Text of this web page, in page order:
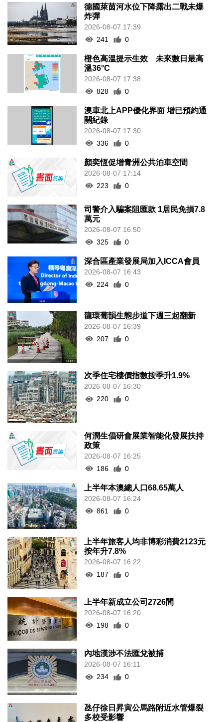
德國萊茵河水位下降露出二戰未爆
炸彈
2026-08-07 17:39
241
0
橙色高溫提示生效 未來數日最高
溫36°C
2026-08-07 17:38
828
0
澳車北上APP優化界面 增已預約通
關紀錄
2026-08-07 17:30
336
0
顏奕恆促增青洲公共泊車空間
2026-08-07 17:14
223
0
司警介入騙案阻匯款 1居民免損7.8
萬元
2026-08-07 16:50
325
0
深合區產業發展局加入ICCA會員
2026-08-07 16:43
224
0
龍環葡韻生態步道下週三起翻新
2026-08-07 16:39
207
0
次季住宅樓價指數按季升1.9%
2026-08-07 16:30
220
0
何潤生倡研會展業智能化發展扶持
政策
2026-08-07 16:25
186
0
上半年本澳總人口68.65萬人
2026-08-07 16:24
861
0
上半年旅客人均非博彩消費2123元
按年升7.8%
2026-08-07 16:22
187
0
上半年新成立公司2726間
2026-08-07 16:20
198
0
內地漢涉不法匯兌被捕
2026-08-07 16:11
234
0
氹仔徐日昇寅公馬路附近水管爆裂
多校受影響